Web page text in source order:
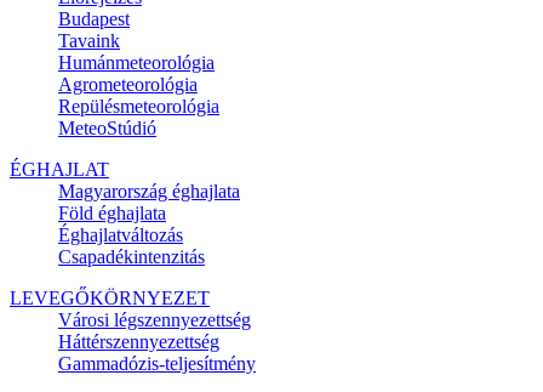
Budapest
Tavaink
Humánmeteorológia
Agrometeorológia
Repülésmeteorológia
MeteoStúdió
ÉGHAJLAT
Magyarország éghajlata
Föld éghajlata
Éghajlatváltozás
Csapadékintenzitás
LEVEGŐKÖRNYEZET
Városi légszennyezettség
Háttérszennyezettség
Gammadózis-teljesítmény